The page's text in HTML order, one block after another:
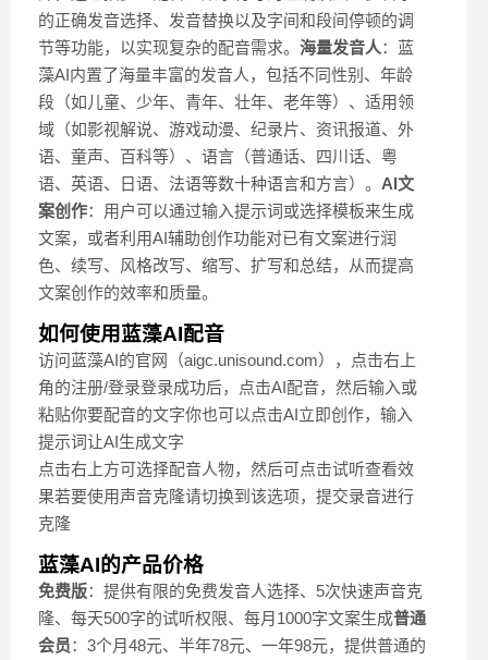
的正确发音选择、发音替换以及字间和段间停顿的调
节等功能，以实现复杂的配音需求。 海量发音人：蓝
藻AI内置了海量丰富的发音人，包括不同性别、年龄
段（如儿童、少年、青年、壮年、老年等）、适用领
域（如影视解说、游戏动漫、纪录片、资讯报道、外
语、童声、百科等）、语言（普通话、四川话、粤
语、英语、日语、法语等数十种语言和方言）。 AI文
案创作：用户可以通过输入提示词或选择模板来生成
文案，或者利用AI辅助创作功能对已有文案进行润
色、续写、风格改写、缩写、扩写和总结，从而提高
文案创作的效率和质量。
如何使用蓝藻AI配音
访问蓝藻AI的官网（aigc.unisound.com），点击右上
角的注册/登录登录成功后，点击AI配音，然后输入或
粘贴你要配音的文字你也可以点击AI立即创作，输入
提示词让AI生成文字
点击右上方可选择配音人物，然后可点击试听查看效
果若要使用声音克隆请切换到该选项，提交录音进行
克隆
蓝藻AI的产品价格
免费版：提供有限的免费发音人选择、5次快速声音克
隆、每天500字的试听权限、每月1000字文案生成普通
会员：3个月48元、半年78元、一年98元，提供普通的